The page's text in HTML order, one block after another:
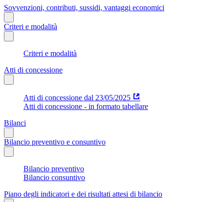
Sovvenzioni, contributi, sussidi, vantaggi economici
Criteri e modalità
Criteri e modalità
Atti di concessione
Atti di concessione dal 23/05/2025
Atti di concessione - in formato tabellare
Bilanci
Bilancio preventivo e consuntivo
Bilancio preventivo
Bilancio consuntivo
Piano degli indicatori e dei risultati attesi di bilancio